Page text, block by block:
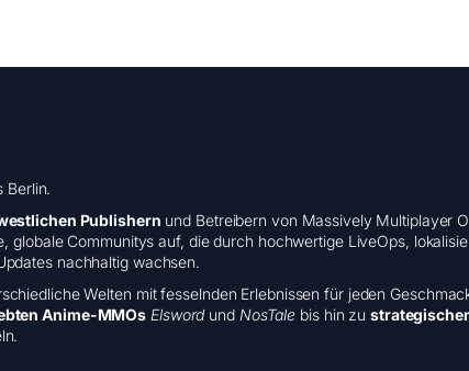
Berlin.
Publishern und Betreibern von Massively Multiplayer
Communitys auf, die durch hochwertige LiveOps,
nachhaltig wachsen.
Welten mit fesselnden Erlebnissen für jeden
Anime-MMOs Elsword und NosTale bis hin zu